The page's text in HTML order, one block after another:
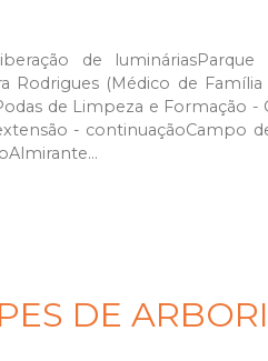
de
Rodrigues (Médico de
de Limpeza e Formação
- continuaçãoCampo
DE